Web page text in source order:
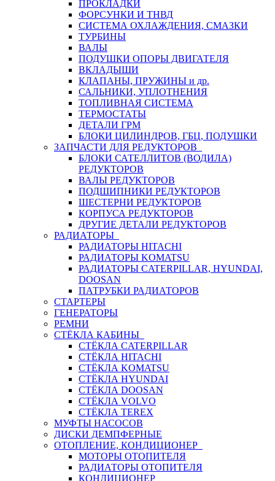
ПРОКЛАДКИ
ФОРСУНКИ И ТНВД
СИСТЕМА ОХЛАЖДЕНИЯ, СМАЗКИ
ТУРБИНЫ
ВАЛЫ
ПОДУШКИ ОПОРЫ ДВИГАТЕЛЯ
ВКЛАДЫШИ
КЛАПАНЫ, ПРУЖИНЫ и др.
САЛЬНИКИ, УПЛОТНЕНИЯ
ТОПЛИВНАЯ СИСТЕМА
ТЕРМОСТАТЫ
ДЕТАЛИ ГРМ
БЛОКИ ЦИЛИНДРОВ, ГБЦ, ПОДУШКИ
ЗАПЧАСТИ ДЛЯ РЕДУКТОРОВ
БЛОКИ САТЕЛЛИТОВ (ВОДИЛА)
РЕДУКТОРОВ
ВАЛЫ РЕДУКТОРОВ
ПОДШИПНИКИ РЕДУКТОРОВ
ШЕСТЕРНИ РЕДУКТОРОВ
КОРПУСА РЕДУКТОРОВ
ДРУГИЕ ДЕТАЛИ РЕДУКТОРОВ
РАДИАТОРЫ
РАДИАТОРЫ HITACHI
РАДИАТОРЫ KOMATSU
РАДИАТОРЫ CATERPILLAR, HYUNDAI,
DOOSAN
ПАТРУБКИ РАДИАТОРОВ
СТАРТЕРЫ
ГЕНЕРАТОРЫ
РЕМНИ
СТЁКЛА КАБИНЫ
СТЁКЛА CATERPILLAR
СТЁКЛА HITACHI
СТЁКЛА KOMATSU
СТЁКЛА HYUNDAI
СТЁКЛА DOOSAN
СТЁКЛА VOLVO
СТЁКЛА TEREX
МУФТЫ НАСОСОВ
ДИСКИ ДЕМПФЕРНЫЕ
ОТОПЛЕНИЕ, КОНДИЦИОНЕР
МОТОРЫ ОТОПИТЕЛЯ
РАДИАТОРЫ ОТОПИТЕЛЯ
КОНДИЦИОНЕР